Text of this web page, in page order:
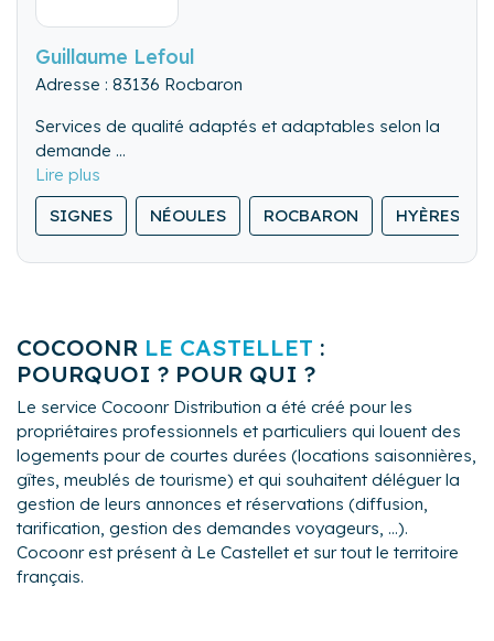
Guillaume Lefoul
Adresse : 83136 Rocbaron
Services de qualité adaptés et adaptables selon la
demande
Grande disponibilité , flexibilité et réactivité
Une conciergerie de proximité recommandée par les
clients
SIGNES NÉOULES ROCBARON HYÈRES
COCOONR LE CASTELLET :
POURQUOI ? POUR QUI ?
Le service Cocoonr Distribution a été créé pour les
propriétaires professionnels et particuliers qui louent des
logements pour de courtes durées (locations saisonnières,
gîtes, meublés de tourisme) et qui souhaitent déléguer la
gestion de leurs annonces et réservations (diffusion,
tarification, gestion des demandes voyageurs, ...).
Cocoonr est présent à Le Castellet et sur tout le territoire
français.